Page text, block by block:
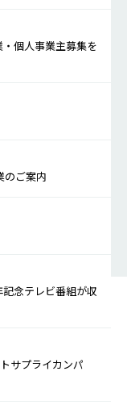
・個人事業主募集を
のご案内
念テレビ番組が収
サプライカンパ